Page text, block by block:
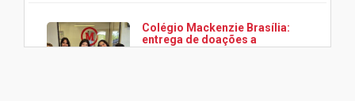
Colégio Mackenzie Brasília:
entrega de doações a
associação Viver da Cidade